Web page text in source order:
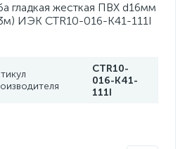
гладкая жесткая ПВХ d16мм
ИЭК CTR10-016-K41-111I
CTR10-
016-K41-
111I